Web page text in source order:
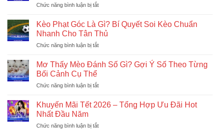
Bật
Nhanh,
Bảo
Riêng
Tối
Chức năng bình luận bị tắtở
Bài
AE
Sexy
–
Cao
Tương
Cực
Kèo Phạt Góc Là Gì? Bí Quyết Soi Kèo Chuẩn
Nhanh Cho Tân Thủ
Chức năng bình luận bị tắtở
Phạt
Gì?
Quyết
Chuẩn
Mơ Thấy Mèo Đánh Số Gì? Gợi Ý Số Theo Từng
Bối Cảnh Cụ Thể
Chức năng bình luận bị tắtở
Thấy
Số
Khuyến Mãi Tết 2026 – Tổng Hợp Ưu Đãi Hot
Nhất Đầu Năm
Chức năng bình luận bị tắtở